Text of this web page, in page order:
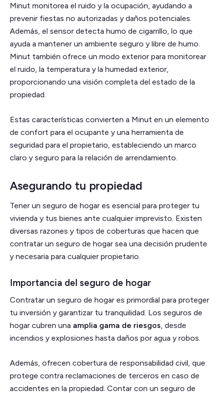
Minut monitorea el ruido y la ocupación, ayudando a
prevenir fiestas no autorizadas y daños potenciales.
Además, el sensor detecta humo de cigarrillo, lo que
ayuda a mantener un ambiente seguro y libre de humo.
Minut también ofrece un modo exterior para monitorear
el ruido, la temperatura y la humedad exterior,
proporcionando una visión completa del estado de la
propiedad.
Estas características convierten a Minut en un elemento
de confort para el ocupante y una herramienta de
seguridad para el propietario, estableciendo un marco
claro y seguro para la relación de arrendamiento​.
Asegurando tu propiedad
Tener un seguro de hogar es esencial para proteger tu
vivienda y tus bienes ante cualquier imprevisto. Existen
diversas razones y tipos de coberturas que hacen que
contratar un seguro de hogar sea una decisión prudente
y necesaria para cualquier propietario.
Importancia del seguro de hogar
Contratar un seguro de hogar es primordial para proteger
tu inversión y garantizar tu tranquilidad. Los seguros de
hogar cubren una amplia gama de riesgos , desde
incendios y explosiones hasta daños por agua y robos.
Además, ofrecen cobertura de responsabilidad civil, que
protege contra reclamaciones de terceros en caso de
accidentes en la propiedad. Contar con un seguro de